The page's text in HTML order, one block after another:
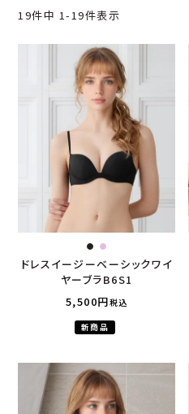
19件中 1- 19件表示
ドレスイージーベーシックワイ
ヤーブラB6S1
5,500
税込
新商品